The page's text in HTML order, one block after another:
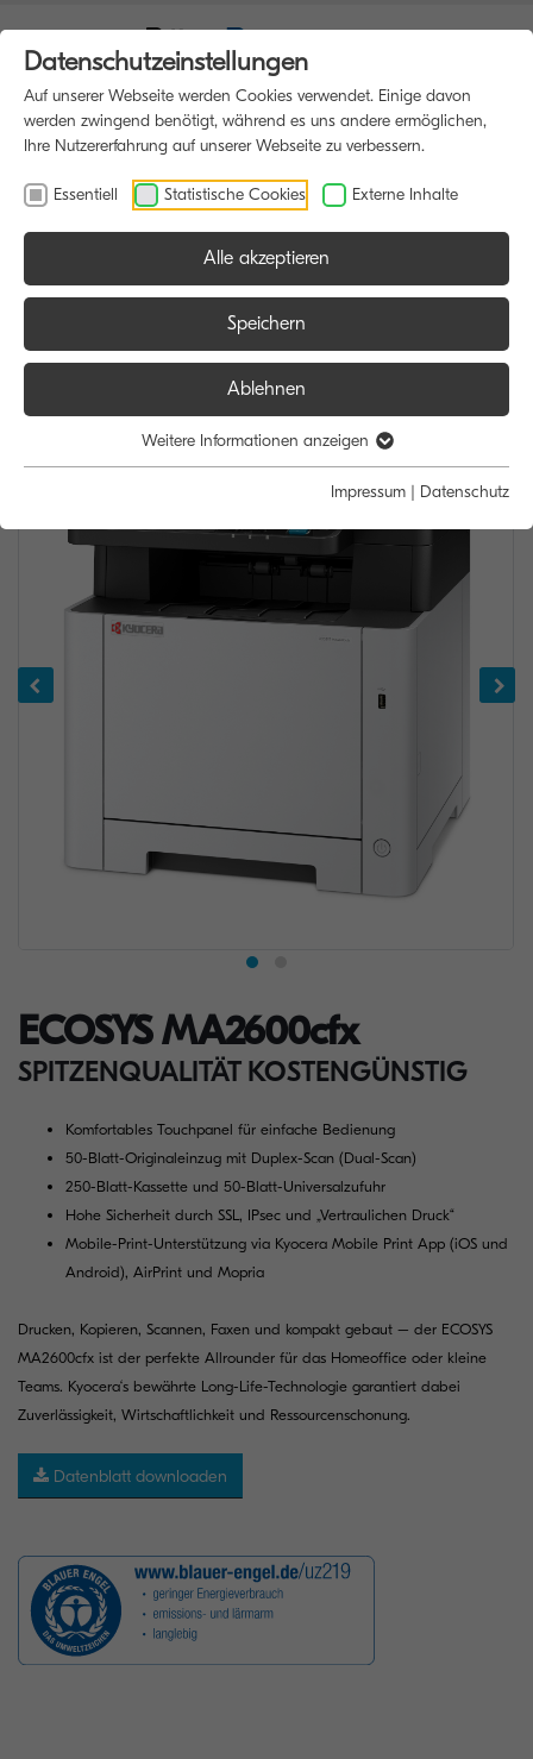
ECOSYS MA2600cfx
SPITZENQUALITÄT KOSTENGÜNSTIG
Komfortables Touchpanel für einfache Bedienung
50-Blatt-Originaleinzug mit Duplex-Scan (Dual-Scan)
250-Blatt-Kassette und 50-Blatt-Universalzufuhr
Hohe Sicherheit durch SSL, IPsec und „Vertraulichen Druck“
Mobile-Print-Unterstützung via Kyocera Mobile Print App (iOS und
Android), AirPrint und Mopria
Drucken, Kopieren, Scannen, Faxen und kompakt gebaut – der ECOSYS
MA2600cfx ist der perfekte Allrounder für das Homeoffice oder kleine
Teams. Kyocera‘s bewährte Long-Life-Technologie garantiert dabei
Zuverlässigkeit, Wirtschaftlichkeit und Ressourcenschonung.
Datenblatt downloaden
Datenschutzeinstellungen
Auf unserer Webseite werden Cookies verwendet. Einige davon
werden zwingend benötigt, während es uns andere ermöglichen,
Ihre Nutzererfahrung auf unserer Webseite zu verbessern.
Essentiell Statistische Cookies Externe Inhalte
Alle akzeptieren
Speichern
Ablehnen
Weitere Informationen anzeigen
Impressum | Datenschutz